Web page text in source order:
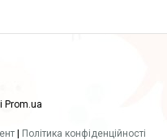
Prom.ua
| Політика конфіденційності